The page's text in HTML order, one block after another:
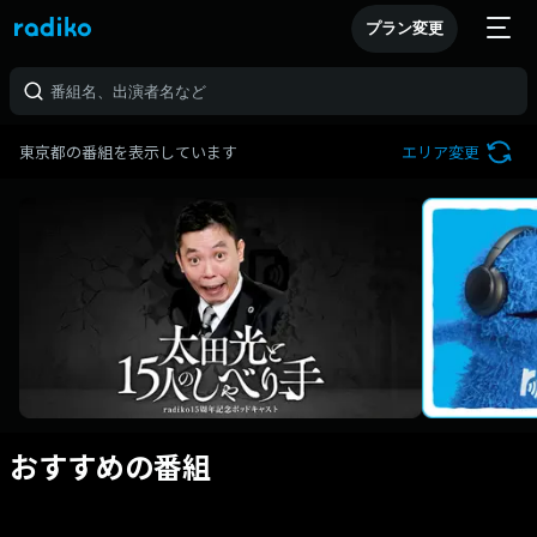
プラン変更
東京都の番組を表示しています エリア変更
おすすめの番組